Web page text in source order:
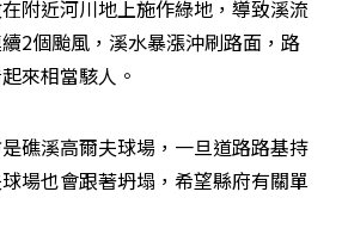
附近河川地上施作綠地，導致溪流
2個颱風，溪水暴漲沖刷路面，路
來相當駭人。
礁溪高爾夫球場，一旦道路路基持
場也會跟著坍塌，希望縣府有關單